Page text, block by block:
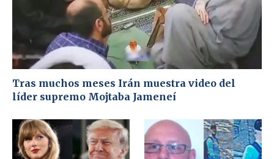
Tras muchos meses Irán muestra video del
líder supremo Mojtaba Jameneí